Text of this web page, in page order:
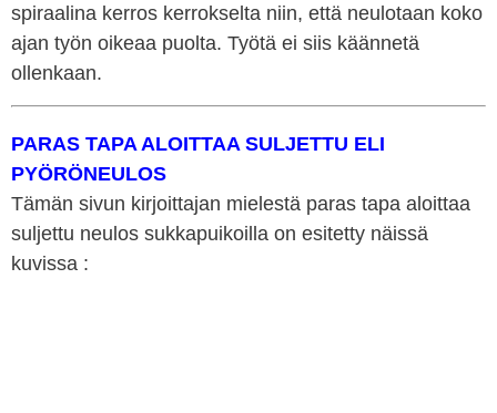
spiraalina kerros kerrokselta niin, että neulotaan koko
ajan työn oikeaa puolta. Työtä ei siis käännetä
ollenkaan.
PARAS TAPA ALOITTAA SULJETTU ELI
PYÖRÖNEULOS
Tämän sivun kirjoittajan mielestä paras tapa aloittaa
suljettu neulos sukkapuikoilla on esitetty näissä
kuvissa :